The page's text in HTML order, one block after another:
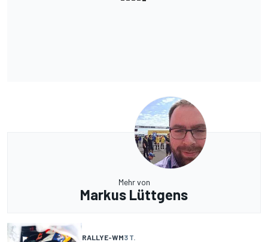
Mehr von
Markus Lüttgens
RALLYE-WM3 T.